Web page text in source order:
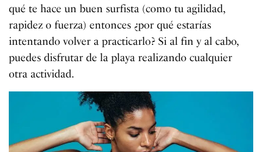
qué te hace un buen surfista (como tu agilidad,
rapidez o fuerza) entonces ¿por qué estarías
intentando volver a practicarlo? Si al fin y al cabo,
puedes disfrutar de la playa realizando cualquier
otra actividad.